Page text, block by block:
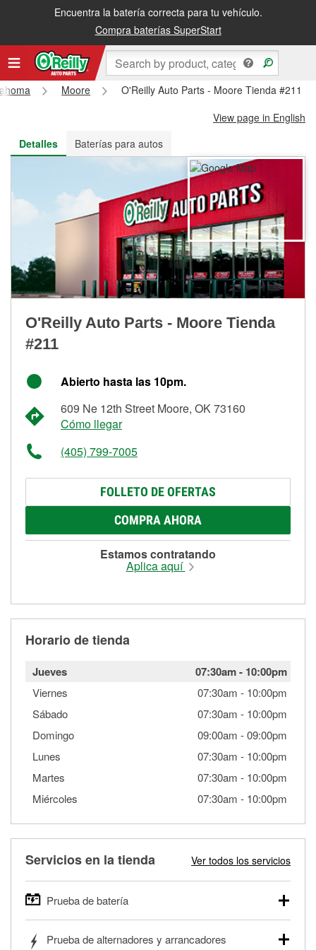
Encuentra la batería correcta para tu vehículo.
Compra baterías SuperStart
Recibe tu orden gratis al día siguiente o recógela en la tienda
Moore
O'Reilly Auto Parts - Moore Tienda #211
View page in English
Detalles
Baterías para autos
O'Reilly Auto Parts - Moore Tienda
#211
Abierto hasta las 10pm.
609 Ne 12th Street Moore, OK 73160
Cómo llegar
(405) 799-7005
FOLLETO DE OFERTAS
COMPRA AHORA
Estamos contratando
Aplica aquí
Horario de tienda
Jueves 07:30am- 10:00pm
Viernes 07:30am - 10:00pm
Sábado
07:30am - 10:00pm
Domingo
09:00am -09:00pm
Lunes
07:30am - 10:00pm
Martes
07:30am - 10:00pm
Miércoles
07:30am - 10:00pm
Servicios en la tienda Ver todos los servicios
Prueba de batería
autos, camionetas, SUVs, vehículos comerciales y
Prueba de alternadores y arrancadores